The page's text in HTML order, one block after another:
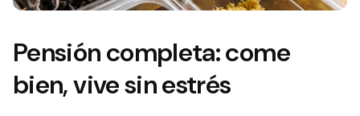
Pensión completa: come
bien, vive sin estrés